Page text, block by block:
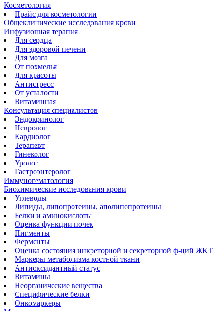
Косметология
Прайс для косметологии
Общеклинические исследования крови
Инфузионная терапия
Для сердца
Для здоровой печени
Для мозга
От похмелья
Для красоты
Антистресс
От усталости
Витаминная
Консультация специалистов
Эндокринолог
Невролог
Кардиолог
Терапевт
Гинеколог
Уролог
Гастроэнтеролог
Иммуногематология
Биохимические исследования крови
Углеводы
Липиды, липопротеины, аполипопротеины
Белки и аминокислоты
Оценка функции почек
Пигменты
Ферменты
Оценка состояния инкреторной и секреторной ф-ций ЖКТ
Маркеры метаболизма костной ткани
Антиоксидантный статус
Витамины
Неорганические вещества
Специфические белки
Онкомаркеры